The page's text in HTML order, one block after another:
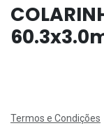
Termos e Condições